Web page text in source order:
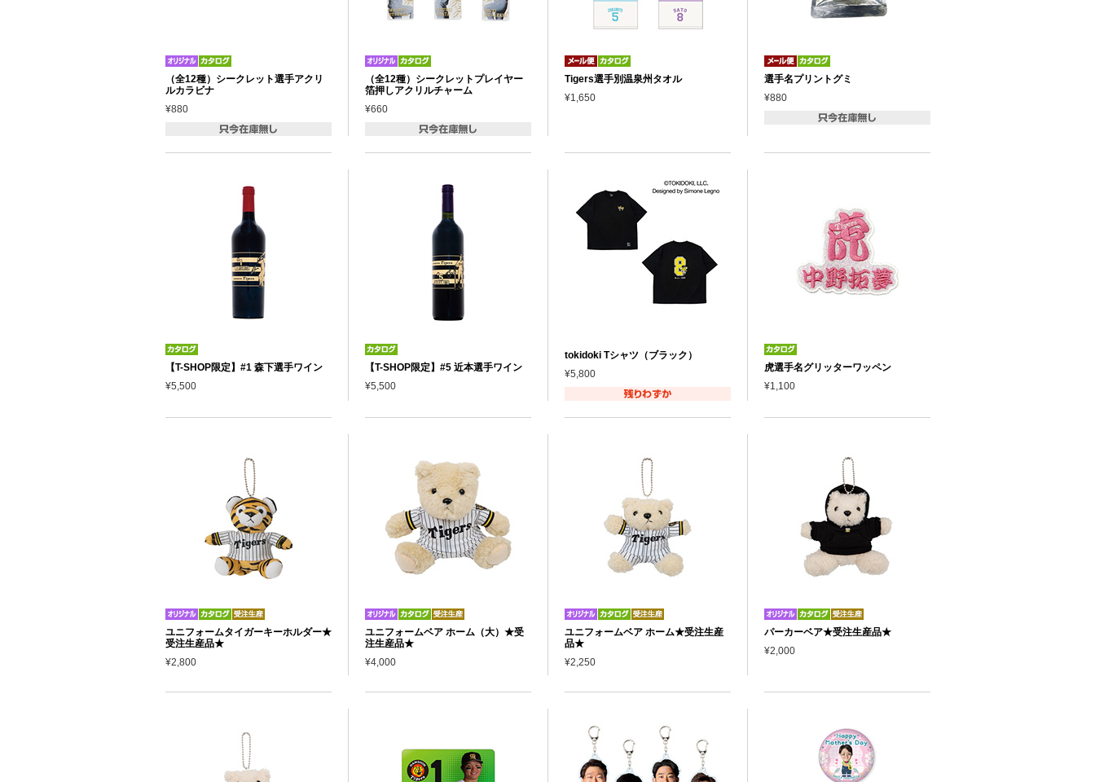
（全12種）シークレット選手アクリ
ルカラビナ
¥880
（全12種）シークレットプレイヤー
箔押しアクリルチャーム
¥660
Tigers選手別温泉州タオル
¥1,650
選手名プリントグミ
¥880
【T-SHOP限定】#1 森下選手ワイン
¥5,500
【T-SHOP限定】#5 近本選手ワイン
¥5,500
tokidoki Tシャツ（ブラック）
¥5,800
虎選手名グリッターワッペン
¥1,100
ユニフォームタイガーキーホルダー★
受注生産品★
¥2,800
ユニフォームベア ホーム（大）★受
注生産品★
¥4,000
ユニフォームベア ホーム★受注生産
品★
¥2,250
パーカーベア★受注生産品★
¥2,000